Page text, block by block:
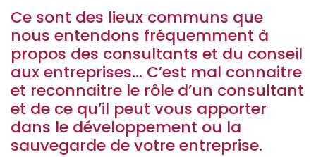
Ce sont des lieux communs que
nous entendons fréquemment à
propos des consultants et du conseil
aux entreprises… C’est mal connaitre
et reconnaitre le rôle d’un consultant
et de ce qu’il peut vous apporter
dans le développement ou la
sauvegarde de votre entreprise.